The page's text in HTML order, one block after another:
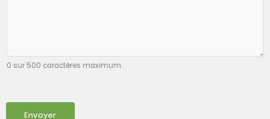
0 sur 500 caractères maximum.
Envoyer